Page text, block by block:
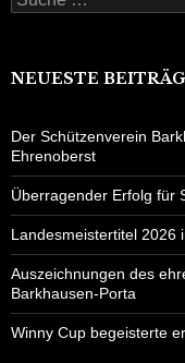
nach:
NEUESTE
Der Schützenverein
Ehrenoberst
Überragender Erfolg für
Landesmeistertitel 2026
Auszeichnungen des
Barkhausen-Porta
Winny Cup begeisterte